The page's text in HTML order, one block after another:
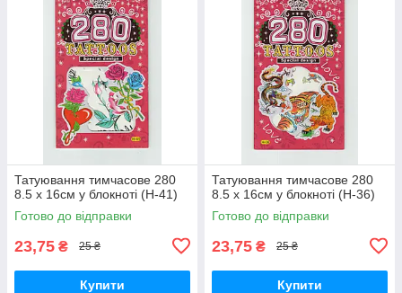
Татуювання тимчасове 280
8.5 х 16см у блокноті (H-41)
Готово до відправки
23,75 ₴ 25 ₴
Купити
Татуювання тимчасове 280
8.5 х 16см у блокноті (H-36)
Готово до відправки
23,75 ₴ 25 ₴
Купити